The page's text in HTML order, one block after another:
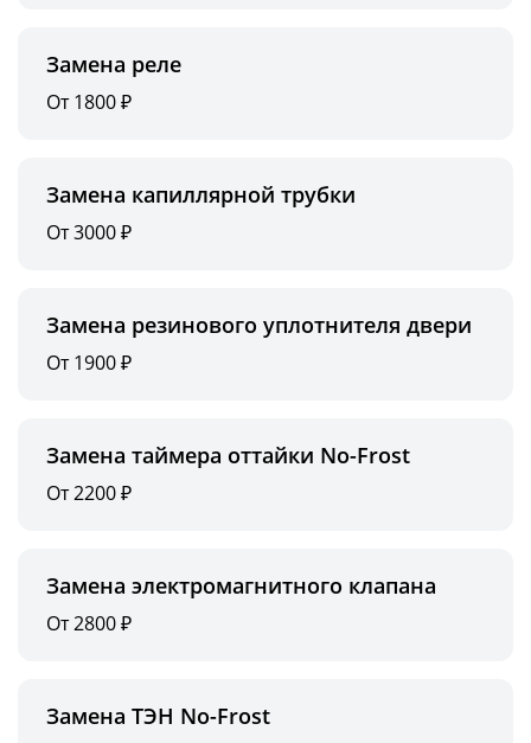
Замена реле
От 1800 ₽
Замена капиллярной трубки
От 3000 ₽
Замена резинового уплотнителя двери
От 1900 ₽
Замена таймера оттайки No-Frost
От 2200 ₽
Замена электромагнитного клапана
От 2800 ₽
Замена ТЭН No-Frost